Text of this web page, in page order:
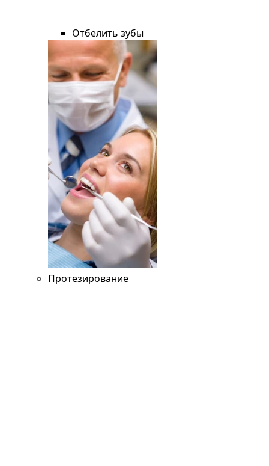
Отбелить зубы
Протезирование